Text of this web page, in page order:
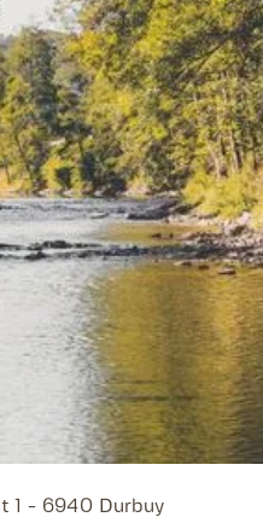
van deze
u de pagina's bezoekt.
deze site, gaat u zonder
algemene voorwaarden.
artikel 6 van wet nr.
vertrouwen in de
die verantwoordelijk
1 - 6940 Durbuy